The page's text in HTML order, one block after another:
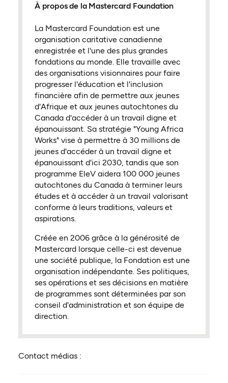
À propos de la Mastercard Foundation
La Mastercard Foundation est une
organisation caritative canadienne
enregistrée et l'une des plus grandes
fondations au monde. Elle travaille avec
des organisations visionnaires pour faire
progresser l'éducation et l'inclusion
financière afin de permettre aux jeunes
d'Afrique et aux jeunes autochtones du
Canada d'accéder à un travail digne et
épanouissant. Sa stratégie "Young Africa
Works" vise à permettre à 30 millions de
jeunes d'accéder à un travail digne et
épanouissant d'ici 2030, tandis que son
programme EleV aidera 100 000 jeunes
autochtones du Canada à terminer leurs
études et à accéder à un travail valorisant
conforme à leurs traditions, valeurs et
aspirations.
Créée en 2006 grâce à la générosité de
Mastercard lorsque celle-ci est devenue
une société publique, la Fondation est une
organisation indépendante. Ses politiques,
ses opérations et ses décisions en matière
de programmes sont déterminées par son
conseil d'administration et son équipe de
direction.
Contact médias :